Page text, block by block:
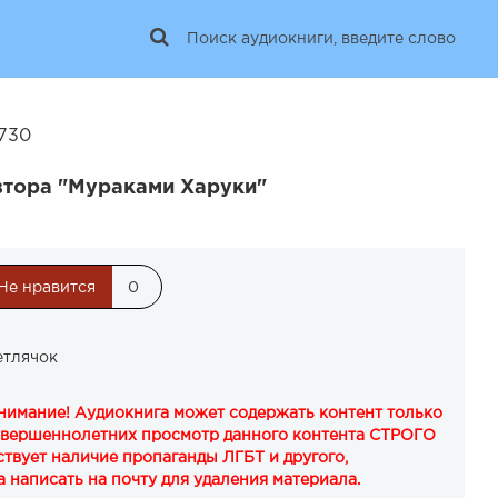
"Мураками Харуки"
нравится 0
Аудиокнига может содержать контент только
просмотр данного контента СТРОГО
наличие пропаганды ЛГБТ и другого,
на почту для удаления материала.